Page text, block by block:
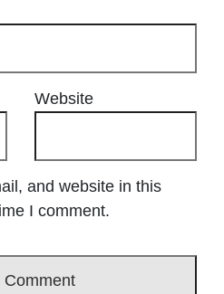
Website
and website in this
I comment.